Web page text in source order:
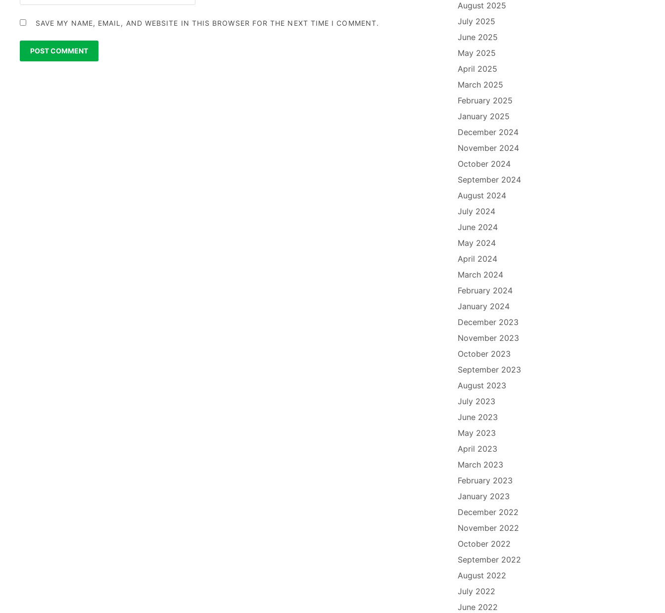
SAVE MY NAME, EMAIL, AND WEBSITE IN THIS BROWSER FOR THE NEXT TIME I COMMENT.
August 2025
July 2025
June 2025
May 2025
April 2025
March 2025
February 2025
January 2025
December 2024
November 2024
October 2024
September 2024
August 2024
July 2024
June 2024
May 2024
April 2024
March 2024
February 2024
January 2024
December 2023
November 2023
October 2023
September 2023
August 2023
July 2023
June 2023
May 2023
April 2023
March 2023
February 2023
January 2023
December 2022
November 2022
October 2022
September 2022
August 2022
July 2022
June 2022